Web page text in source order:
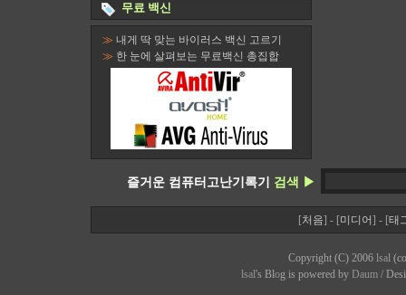
무료 백신
≫ 내게 딱 맞는 바이러스 백신 고르기
≫ 한 눈에 살펴보는 무료백신 총집합
즐거운 컴퓨터고난기록기 검색 ▶
[처음] - [미디어] - [태
Copyright (C) 2006 lsal
lsal's Blog is powered by Daum/